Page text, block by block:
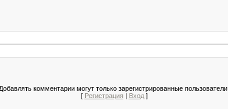
Добавлять комментарии могут только зарегистрированные пользователи.
[ Регистрация | Вход]